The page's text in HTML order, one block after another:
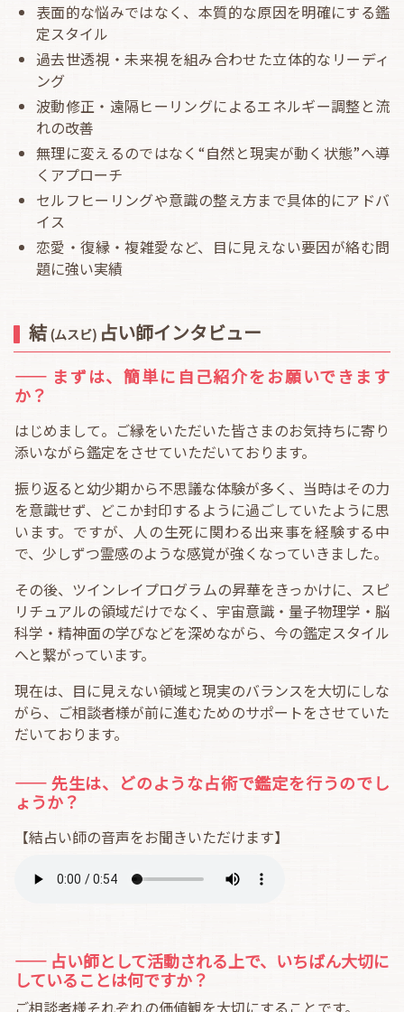
表面的な悩みではなく、本質的な原因を明確にする鑑
定スタイル
過去世透視・未来視を組み合わせた立体的なリーディ
ング
波動修正・遠隔ヒーリングによるエネルギー調整と流
れの改善
無理に変えるのではなく“自然と現実が動く状態”へ導
くアプローチ
セルフヒーリングや意識の整え方まで具体的にアドバ
イス
恋愛・復縁・複雑愛など、目に見えない要因が絡む問
題に強い実績
結 (ムスビ) 占い師インタビュー
―― まずは、簡単に自己紹介をお願いできます
か？
はじめまして。ご縁をいただいた皆さまのお気持ちに寄り
添いながら鑑定をさせていただいております。
振り返ると幼少期から不思議な体験が多く、当時はその力
を意識せず、どこか封印するように過ごしていたように思
います。ですが、人の生死に関わる出来事を経験する中
で、少しずつ霊感のような感覚が強くなっていきました。
その後、ツインレイプログラムの昇華をきっかけに、スピ
リチュアルの領域だけでなく、宇宙意識・量子物理学・脳
科学・精神面の学びなどを深めながら、今の鑑定スタイル
へと繋がっています。
現在は、目に見えない領域と現実のバランスを大切にしな
がら、ご相談者様が前に進むためのサポートをさせていた
だいております。
―― 先生は、どのような占術で鑑定を行うのでし
ょうか？
【結占い師の音声をお聞きいただけます】
―― 占い師として活動される上で、いちばん大切に
していることは何ですか？
ご相談者様それぞれの価値観を大切にすることです。